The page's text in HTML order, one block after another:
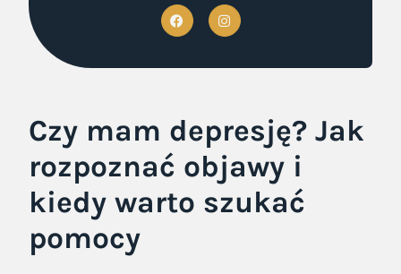
Czy mam depresję? Jak
rozpoznać objawy i
kiedy warto szukać
pomocy